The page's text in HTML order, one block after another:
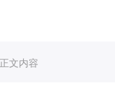
正文内容